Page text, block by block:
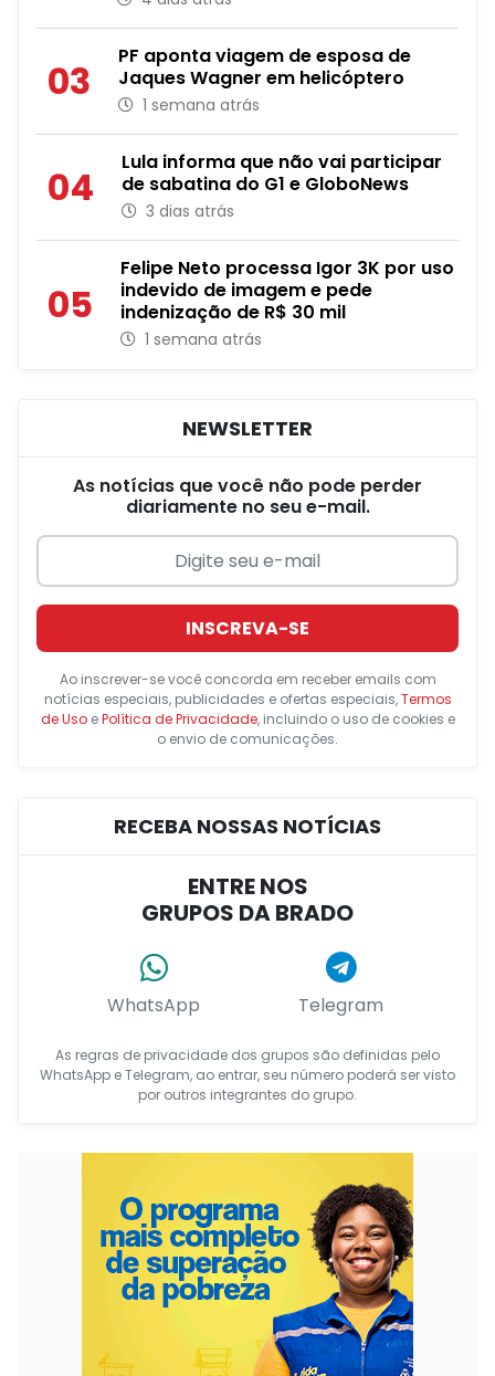
03
PF aponta viagem de esposa de
Jaques Wagner em helicóptero
1 semana atrás
04
Lula informa que não vai participar
de sabatina do G1 e GloboNews
3 dias atrás
05
Felipe Neto processa Igor 3K por uso
indevido de imagem e pede
indenização de R$ 30 mil
1 semana atrás
NEWSLETTER
As notícias que você não pode perder
diariamente no seu e-mail.
INSCREVA-SE
Ao inscrever-se você concorda em receber emails com
notícias especiais, publicidades e ofertas especiais,Termos
de UsoePolítica de Privacidade, incluindo o uso de cookies e
o envio de comunicações.
RECEBA NOSSAS NOTÍCIAS
ENTRE NOS
GRUPOS DA BRADO
WhatsApp Telegram
As regras de privacidade dos grupos são definidas pelo
WhatsApp e Telegram, ao entrar, seu número poderá ser visto
por outros integrantes do grupo.